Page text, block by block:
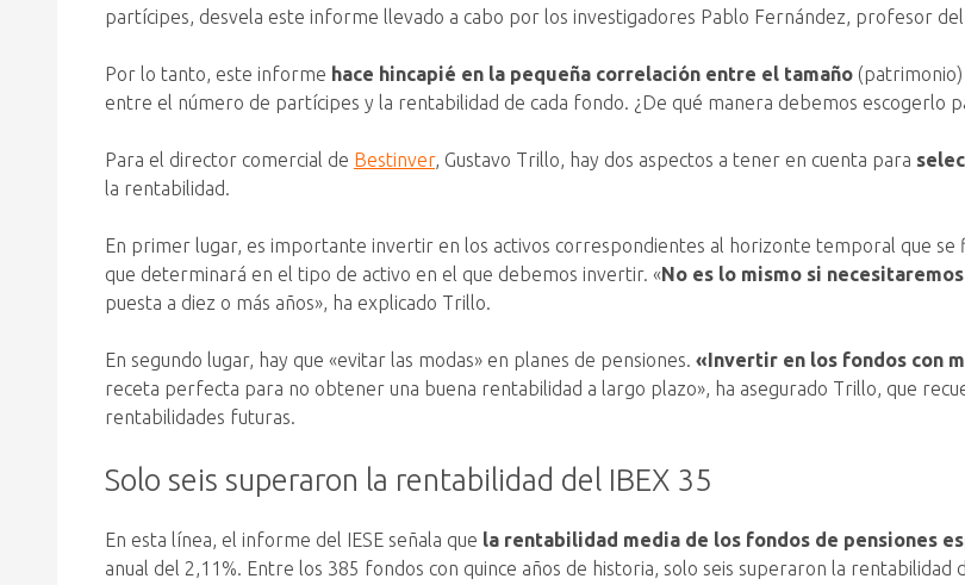
partícipes, desvela este informe llevado a cabo por los investigadores Pablo Fernández, profesor del
Por lo tanto, este informe hace hincapié en la pequeña correlación entre el tamaño
entre el número de partícipes y la rentabilidad de cada fondo. ¿De qué manera debemos escogerlo
Para el director comercial de Bestinver, Gustavo Trillo, hay dos aspectos a tener en cuenta para
la rentabilidad.
En primer lugar, es importante invertir en los activos correspondientes al horizonte temporal que
que determinará en el tipo de activo en el que debemos invertir. «No es lo mismo si
puesta a diez o más años», ha explicado Trillo.
En segundo lugar, hay que «evitar las modas» en planes de pensiones. «Invertir en los fondos con
receta perfecta para no obtener una buena rentabilidad a largo plazo», ha asegurado Trillo, que
rentabilidades futuras.
Solo seis superaron la rentabilidad del IBEX 35
En esta línea, el informe del IESE señala que la rentabilidad media de los fondos de pensiones
anual del 2,11%. Entre los 385 fondos con quince años de historia, solo seis superaron la